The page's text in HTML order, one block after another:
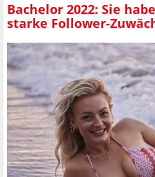
Bachelor 2022: Sie
starke Follower-